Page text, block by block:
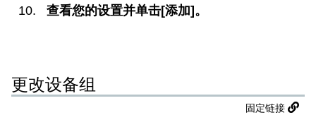
查看您的设置并单击[添加]。
更改设备组
固定链接